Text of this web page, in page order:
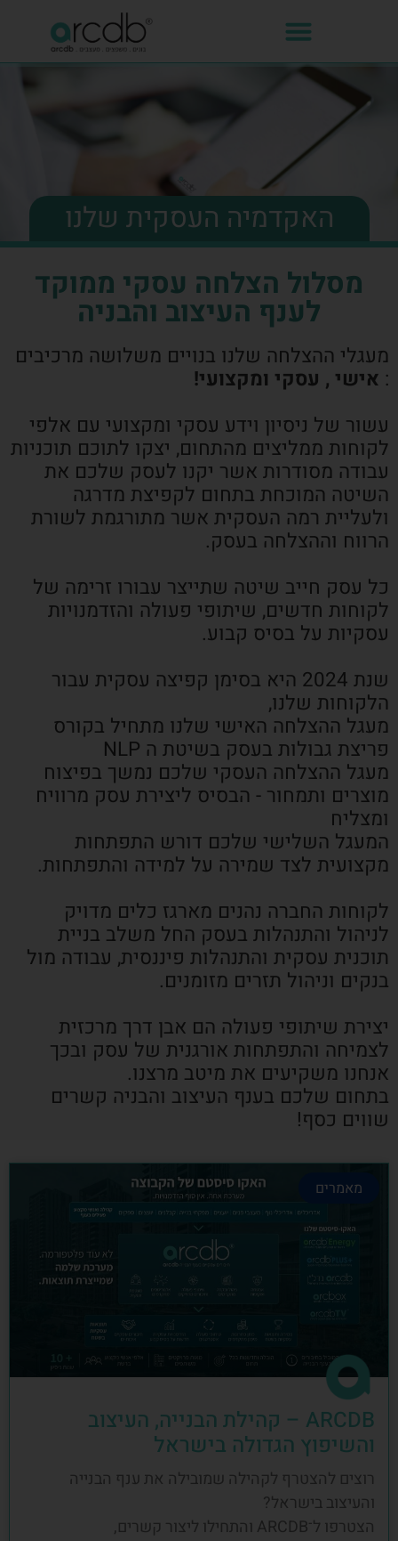
האקדמיה העסקית שלנו
מסלול הצלחה עסקי ממוקד
לענף העיצוב והבניה
מעגלי ההצלחה שלנו בנויים משלושה מרכיבים
: אישי , עסקי ומקצועי!
עשור של ניסיון וידע עסקי ומקצועי עם אלפי
לקוחות ממליצים מהתחום, יצקו לתוכם תוכניות
עבודה מסודרות אשר יקנו לעסק שלכם את
השיטה המוכחת בתחום לקפיצת מדרגה
ולעליית רמה העסקית אשר מתורגמת לשורת
הרווח וההצלחה בעסק.
כל עסק חייב שיטה שתייצר עבורו זרימה של
לקוחות חדשים, שיתופי פעולה והזדמנויות
עסקיות על בסיס קבוע.
שנת 2024 היא בסימן קפיצה עסקית עבור
הלקוחות שלנו,
מעגל ההצלחה האישי שלנו מתחיל בקורס
פריצת גבולות בעסק בשיטת ה NLP
מעגל ההצלחה העסקי שלכם נמשך בפיצוח
מוצרים ותמחור - הבסיס ליצירת עסק מרוויח
ומצליח
המעגל השלישי שלכם דורש התפתחות
מקצועית לצד שמירה על למידה והתפתחות.
לקוחות החברה נהנים מארגז כלים מדויק
לניהול והתנהלות בעסק החל משלב בניית
תוכנית עסקית והתנהלות פיננסית, עבודה מול
בנקים וניהול תזרים מזומנים.
יצירת שיתופי פעולה הם אבן דרך מרכזית
לצמיחה והתפתחות אורגנית של עסק ובכך
אנחנו משקיעים את מיטב מרצנו.
בתחום שלכם בענף העיצוב והבניה קשרים
שווים כסף!
מאמרים
ARCDB – קהילת הבנייה, העיצוב
והשיפוץ הגדולה בישראל
רוצים להצטרף לקהילה שמובילה את ענף הבנייה
והעיצוב בישראל?
הצטרפו ל־ARCDB והתחילו ליצור קשרים,